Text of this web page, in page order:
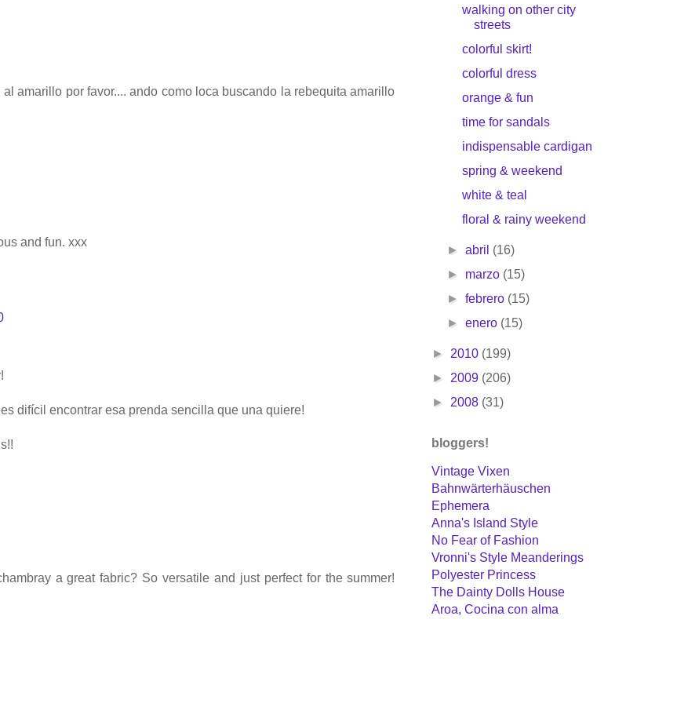
amarillo por favor.... ando como loca buscando la rebequita amarillo
and fun. xxx
difícil encontrar esa prenda sencilla que una quiere!
a great fabric? So versatile and just perfect for the summer!
walking on other city
streets
colorful skirt!
colorful dress
orange & fun
time for sandals
indispensable cardigan
spring & weekend
white & teal
floral & rainy weekend
► abril (16)
► marzo (15)
► febrero (15)
► enero (15)
► 2010 (199)
► 2009 (206)
► 2008 (31)
bloggers!
Vintage Vixen
Bahnwärterhäuschen
Ephemera
Anna's Island Style
No Fear of Fashion
Vronni's Style Meanderings
Polyester Princess
The Dainty Dolls House
Aroa, Cocina con alma